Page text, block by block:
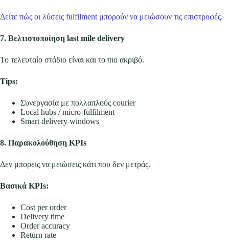
Δείτε πώς οι λύσεις fulfilment μπορούν να μειώσουν τις επιστροφές.
7. Βελτιστοποίηση last mile delivery
Το τελευταίο στάδιο είναι και το πιο ακριβό.
Tips:
Συνεργασία με πολλαπλούς courier
Local hubs / micro-fulfilment
Smart delivery windows
8. Παρακολούθηση KPIs
Δεν μπορείς να μειώσεις κάτι που δεν μετράς.
Βασικά KPIs:
Cost per order
Delivery time
Order accuracy
Return rate